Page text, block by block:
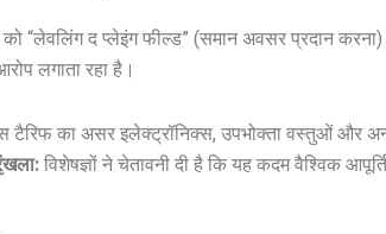
“लेवलिंग द प्लेइंग फील्ड” (समान अवसर प्रदान
लगाता रहा है।
टैरिफ का असर इलेक्ट्रॉनिक्स, उपभोक्ता वस्तुओं और
विशेषज्ञों ने चेतावनी दी है कि यह कदम वैश्विक